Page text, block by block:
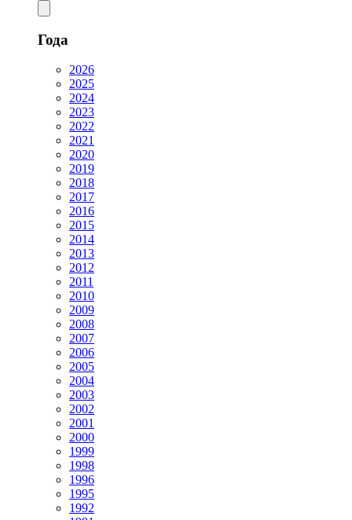
Года
2026
2025
2024
2023
2022
2021
2020
2019
2018
2017
2016
2015
2014
2013
2012
2011
2010
2009
2008
2007
2006
2005
2004
2003
2002
2001
2000
1999
1998
1996
1995
1992